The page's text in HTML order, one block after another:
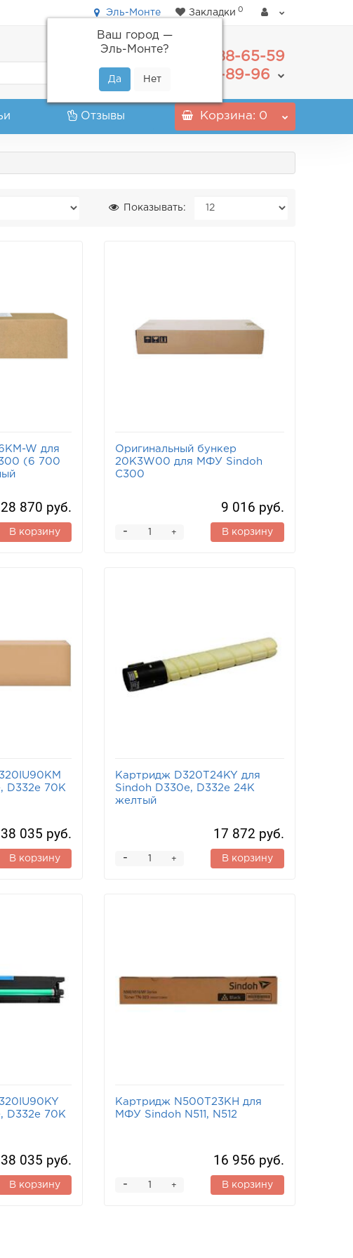
Эль-Монте
Ваш город —
Эль-Монте?
Закладки 0
488-65-59
+7(800) 555-89-96
Отзывы Корзина: 0
Показывать:
W для
(6 700
28 870 руб.
В корзину
Оригинальный бункер
20K3W00 для МФУ Sindoh
C300
9 016 руб.
+
- В корзину
D332e 70K
38 035 руб.
В корзину
Картридж D320T24KY для
Sindoh D330e, D332e 24K
желтый
17 872 руб.
+
- В корзину
D332e 70K
38 035 руб.
В корзину
Картридж N500T23KH для
МФУ Sindoh N511, N512
16 956 руб.
+
- В корзину